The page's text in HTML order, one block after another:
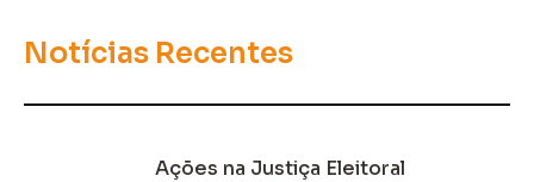
Notícias Recentes
Ações na Justiça Eleitoral